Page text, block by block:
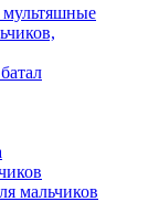
мультяшные
мальчиков